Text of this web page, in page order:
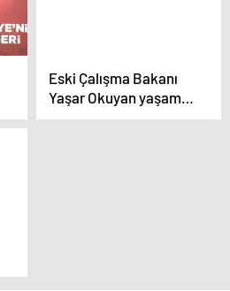
Eski Çalışma Bakanı
Yaşar Okuyan yaşamını
yitirdi